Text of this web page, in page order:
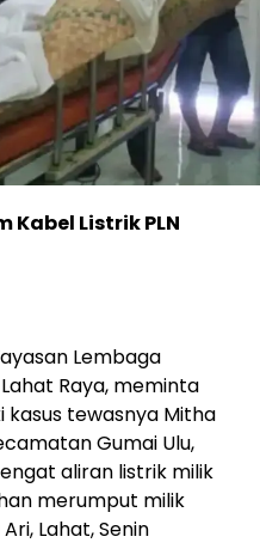
Kabel Listrik PLN
Lembaga
Raya, meminta
kasus tewasnya Mitha
Gumai Ulu,
aliran listrik milik
merumput milik
Lahat, Senin